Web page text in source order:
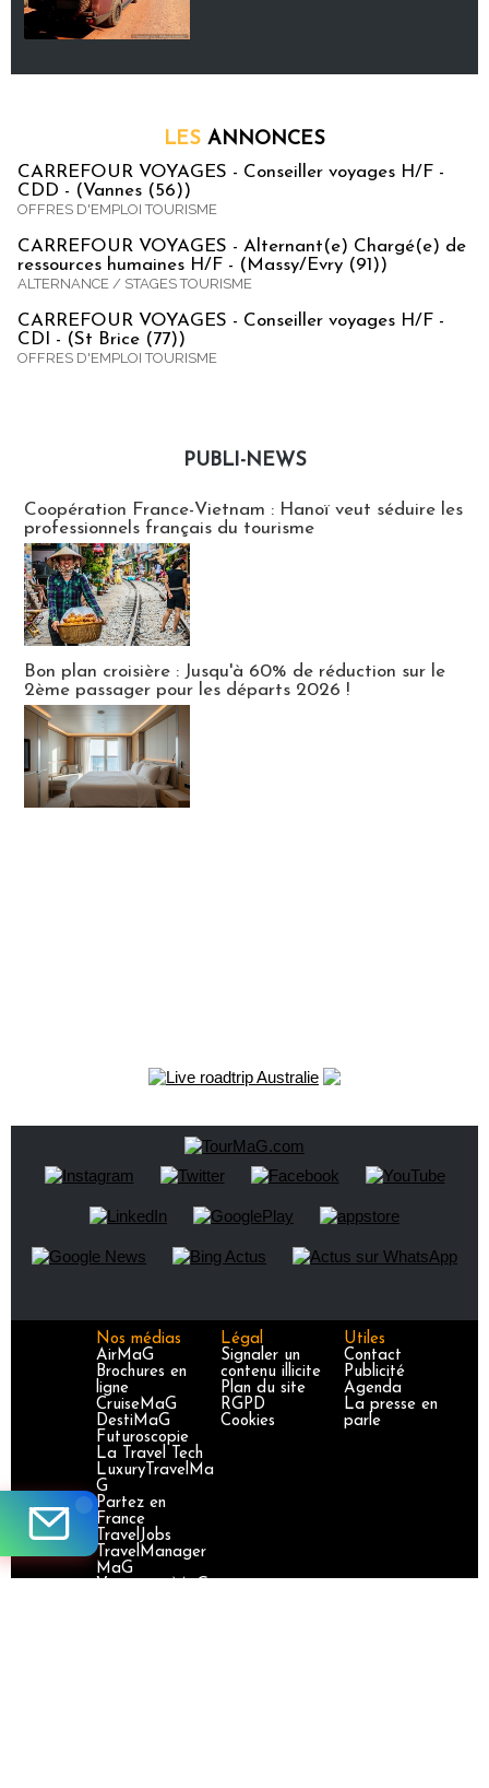
LES ANNONCES
CARREFOUR VOYAGES - Conseiller voyages H/F -
CDD - (Vannes (56))
OFFRES D'EMPLOI TOURISME
CARREFOUR VOYAGES - Alternant(e) Chargé(e) de
ressources humaines H/F - (Massy/Evry (91))
ALTERNANCE / STAGES TOURISME
CARREFOUR VOYAGES - Conseiller voyages H/F -
CDI - (St Brice (77))
OFFRES D'EMPLOI TOURISME
PUBLI-NEWS
Coopération France-Vietnam : Hanoï veut séduire les
professionnels français du tourisme
Bon plan croisière : Jusqu'à 60% de réduction sur le
2ème passager pour les départs 2026 !
Nos médias
AirMaG
Brochures en
ligne
CruiseMaG
DestiMaG
Futuroscopie
La Travel Tech
LuxuryTravelMa
G
Partez en
France
TravelJobs
TravelManager
MaG
Légal
Signaler un
contenu illicite
Plan du site
RGPD
Cookies
Utiles
Contact
Publicité
Agenda
La presse en
parle